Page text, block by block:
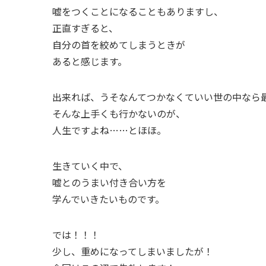
嘘をつくことになることもありますし、
正直すぎると、
自分の首を絞めてしまうときが
あると感じます。
出来れば、うそなんてつかなくていい世の中なら
そんな上手くも行かないのが、
人生ですよね……とほほ。
生きていく中で、
嘘とのうまい付き合い方を
学んでいきたいものです。
では！！！
少し、重めになってしまいましたが！